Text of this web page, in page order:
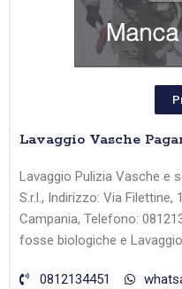
Lavaggio Vasche
Lavaggio Pulizia Vasche e
S.r.l., Indirizzo: Via Filettine,
Campania, Telefono:
fosse biologiche e
0812134451